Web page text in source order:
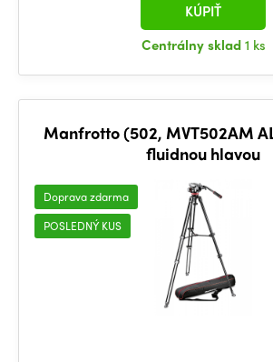
Centrálny sklad1 ks
KÚPIŤ
Manfrotto (502, MVT502AM
fluidnou hlavou
Doprava zdarma
POSLEDNÝ KUS